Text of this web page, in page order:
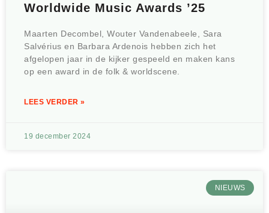
Worldwide Music Awards ’25
Maarten Decombel, Wouter Vandenabeele, Sara
Salvérius en Barbara Ardenois hebben zich het
afgelopen jaar in de kijker gespeeld en maken kans
op een award in de folk & worldscene.
LEES VERDER »
19 december 2024
NIEUWS